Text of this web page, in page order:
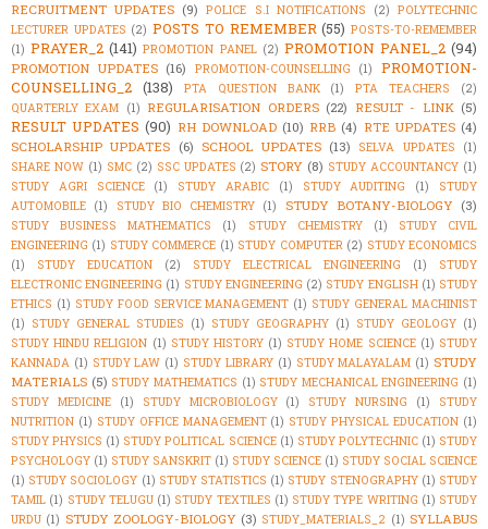
RECRUITMENT UPDATES (9) POLICE S.I NOTIFICATIONS (2) POLYTECHNIC
LECTURER UPDATES (2) POSTS TO REMEMBER (55) POSTS-TO-REMEMBER
(1) PRAYER_2 (141) PROMOTION PANEL (2) PROMOTION PANEL_2 (94)
PROMOTION UPDATES (16) PROMOTION-COUNSELLING (1)
PROMOTION-
COUNSELLING_2 (138) PTA QUESTION BANK (1) PTA TEACHERS
(2)
QUARTERLY EXAM (1) REGULARISATION ORDERS (22) RESULT - LINK (5)
RESULT UPDATES (90) RH DOWNLOAD (10) RRB (4) RTE UPDATES (4)
SCHOLARSHIP UPDATES (6) SCHOOL UPDATES (13) SELVA UPDATES
(1)
SHARE NOW (1) SMC (2) SSC UPDATES (2) STORY (8) STUDY ACCOUNTANCY (1)
STUDY AGRI SCIENCE
(1) STUDY ARABIC (1) STUDY AUDITING (1)
STUDY
AUTOMOBILE (1) STUDY BIO CHEMISTRY (1) STUDY BOTANY-BIOLOGY (3)
STUDY BUSINESS MATHEMATICS (1) STUDY CHEMISTRY (1)
STUDY CIVIL
ENGINEERING (1) STUDY COMMERCE (1) STUDY COMPUTER (2) STUDY ECONOMICS
(1)
STUDY EDUCATION (2) STUDY ELECTRICAL ENGINEERING (1)
STUDY
ELECTRONIC ENGINEERING (1) STUDY ENGINEERING (2) STUDY ENGLISH (1) STUDY
ETHICS (1) STUDY FOOD SERVICE MANAGEMENT (1) STUDY GENERAL MACHINIST
(1) STUDY GENERAL STUDIES (1) STUDY GEOGRAPHY (1) STUDY GEOLOGY (1)
STUDY HINDU RELIGION (1) STUDY HISTORY (1) STUDY HOME SCIENCE (1) STUDY
KANNADA (1) STUDY LAW (1) STUDY LIBRARY (1) STUDY MALAYALAM (1) STUDY
MATERIALS (5) STUDY MATHEMATICS (1) STUDY MECHANICAL ENGINEERING (1)
STUDY MEDICINE
(1) STUDY MICROBIOLOGY (1) STUDY NURSING (1)
STUDY
NUTRITION (1) STUDY OFFICE MANAGEMENT (1) STUDY PHYSICAL EDUCATION (1)
STUDY PHYSICS (1) STUDY POLITICAL SCIENCE (1) STUDY POLYTECHNIC (1) STUDY
PSYCHOLOGY (1) STUDY SANSKRIT (1) STUDY SCIENCE (1) STUDY SOCIAL SCIENCE
(1) STUDY SOCIOLOGY (1) STUDY STATISTICS (1) STUDY STENOGRAPHY (1) STUDY
TAMIL (1) STUDY TELUGU (1) STUDY TEXTILES (1) STUDY TYPE WRITING (1) STUDY
URDU (1) STUDY ZOOLOGY-BIOLOGY (3) STUDY_MATERIALS_2 (1) SYLLABUS